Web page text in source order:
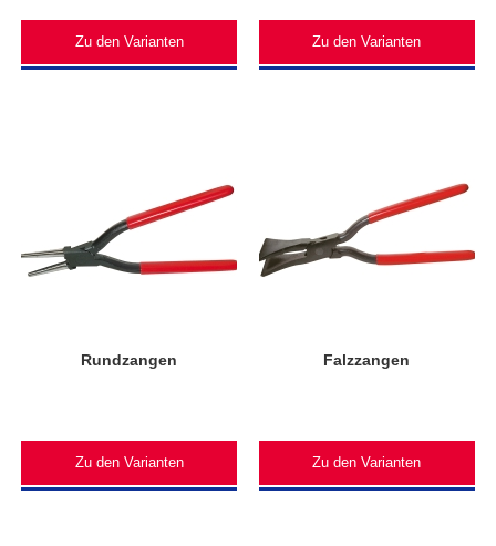
Zu den Varianten Zu den Varianten
Rundzangen
Zu den Varianten
Falzzangen
Zu den Varianten